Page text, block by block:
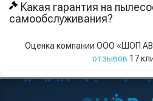
Какая гарантия на
самообслуживания?
Оценка компании ООО «ШОП
отзывов 17